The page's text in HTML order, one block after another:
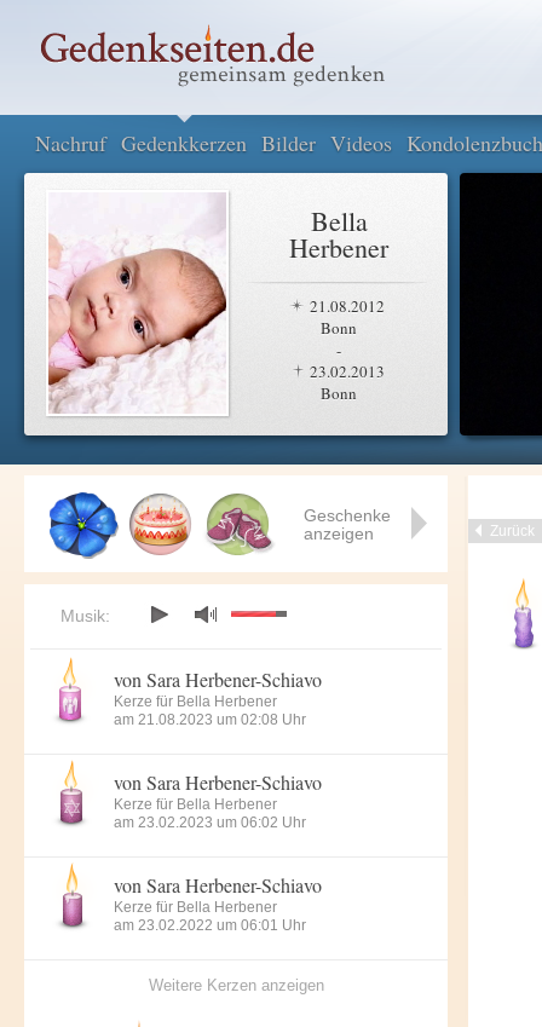
Nachruf Gedenkkerzen Bilder Videos Kondolenzbuch
Bella
Herbener
21.08.2012
Bonn
-
23.02.2013
Bonn
Zurück
Geschenke
anzeigen
Musik:
von Sara Herbener-Schiavo
Kerze für Bella Herbener
am 21.08.2023 um 02:08 Uhr
von Sara Herbener-Schiavo
Kerze für Bella Herbener
am 23.02.2023 um 06:02 Uhr
von Sara Herbener-Schiavo
Kerze für Bella Herbener
am 23.02.2022 um 06:01 Uhr
Weitere Kerzen anzeigen